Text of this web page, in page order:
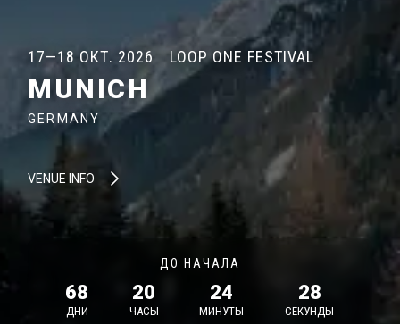
17—18 ОКТ. 2026 LOOP ONE FESTIVAL
MUNICH
GERMANY
VENUE INFO
ДО НАЧАЛА
68
ДНИ
20
ЧАСЫ
24
МИНУТЫ
27
СЕКУНДЫ